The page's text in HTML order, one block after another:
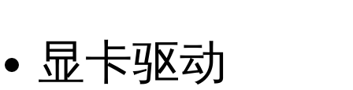
显卡驱动